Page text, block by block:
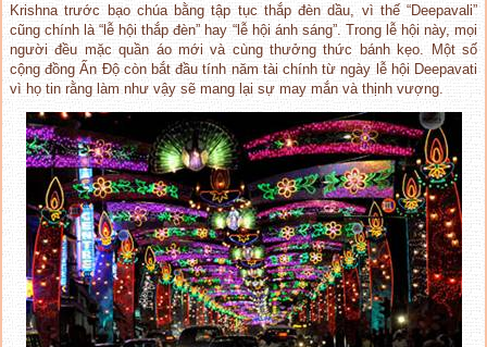
Krishna trước bạo chúa bằng tập tục thắp đèn dầu, vì thế “Deepavali”
cũng chính là “lễ hội thắp đèn” hay “lễ hội ánh sáng”. Trong lễ hội này, mọi
người đều mặc quần áo mới và cùng thưởng thức bánh kẹo. Một số
cộng đồng Ấn Độ còn bắt đầu tính năm tài chính từ ngày lễ hội Deepavati
vì họ tin rằng làm như vậy sẽ mang lại sự may mắn và thịnh vượng.